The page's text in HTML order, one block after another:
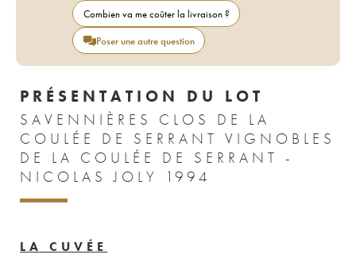
Combien va me coûter la livraison ?
Poser une autre question
PRÉSENTATION DU LOT
SAVENNIÈRES CLOS DE LA
COULÉE DE SERRANT VIGNOBLES
DE LA COULÉE DE SERRANT -
NICOLAS JOLY 1994
LA CUVÉE